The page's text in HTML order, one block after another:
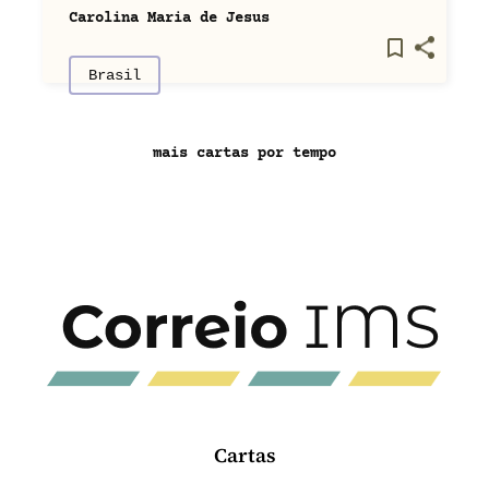
Carolina Maria de Jesus
Brasil
mais cartas por tempo
Cartas